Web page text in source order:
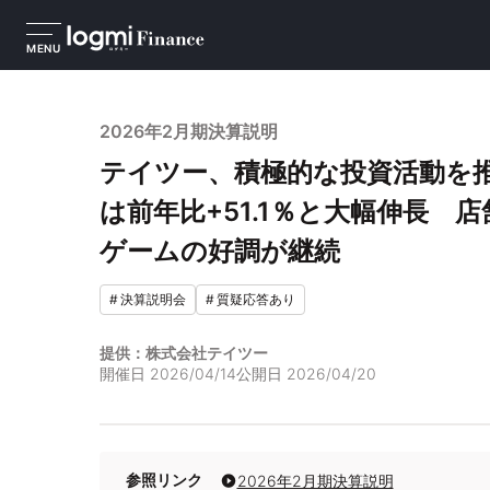
MENU
2026年2月期決算説明
テイツー、積極的な投資活動を
は前年比+51.1％と大幅伸長 店
ゲームの好調が継続
#決算説明会 #質疑応答あり
提供：株式会社テイツー
開催日 2026/04/14公開日 2026/04/20
参照リンク 2026年2月期決算説明